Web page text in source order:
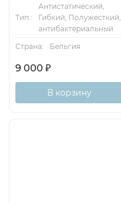
Тип.:
Антистатический,
Гибкий, Полужесткий,
антибактериальный
Страна:
Бельгия
9 000 ₽
В корзину